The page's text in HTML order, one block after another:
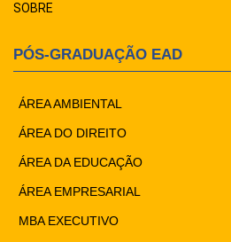
SOBRE
PÓS-GRADUAÇÃO EAD
ÁREA AMBIENTAL
ÁREA DO DIREITO
ÁREA DA EDUCAÇÃO
ÁREA EMPRESARIAL
MBA EXECUTIVO